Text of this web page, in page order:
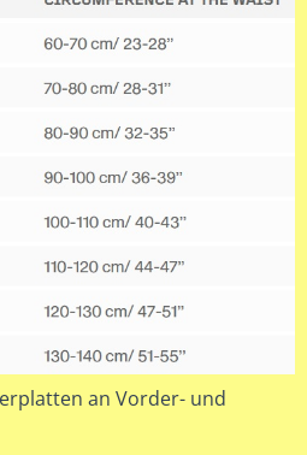
an Vorder- und